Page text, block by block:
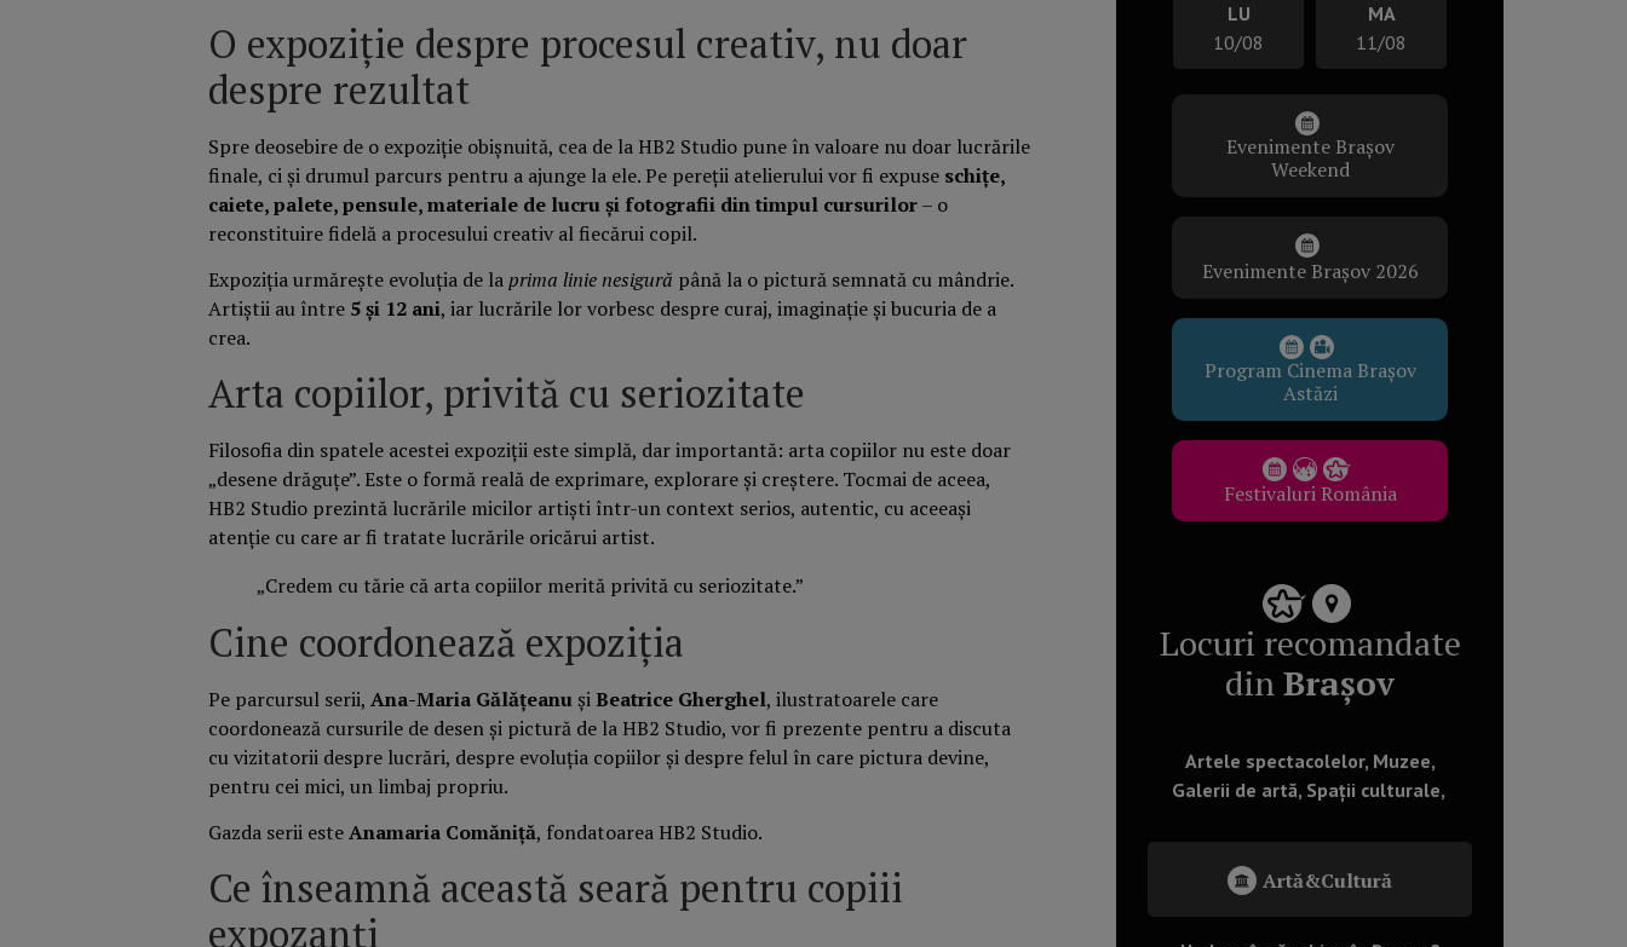
O expoziție despre procesul creativ, nu doar
despre rezultat
Spre deosebire de o expoziție obișnuită, cea de la HB2 Studio pune în valoare nu doar lucrările
finale, ci și drumul parcurs pentru a ajunge la ele. Pe pereții atelierului vor fi expuse schițe,
caiete, palete, pensule, materiale de lucru și fotografii din timpul cursurilor– o
reconstituire fidelă a procesului creativ al fiecărui copil.
Expoziția urmărește evoluția de laprima linie nesigură până la o pictură semnată cu mândrie.
Artiștii au între 5 și 12 ani, iar lucrările lor vorbesc despre curaj, imaginație și bucuria de a
crea.
Arta copiilor, privită cu seriozitate
Filosofia din spatele acestei expoziții este simplă, dar importantă: arta copiilor nu este doar
„desene drăguțe”. Este o formă reală de exprimare, explorare și creștere. Tocmai de aceea,
HB2 Studio prezintă lucrările micilor artiști într-un context serios, autentic, cu aceeași
atenție cu care ar fi tratate lucrările oricărui artist.
„Credem cu tărie că arta copiilor merită privită cu seriozitate.”
Cine coordonează expoziția
Pe parcursul serii, Ana-Maria Gălățeanu șiBeatrice Gherghel, ilustratoarele care
coordonează cursurile de desen și pictură de la HB2 Studio, vor fi prezente pentru a discuta
cu vizitatorii despre lucrări, despre evoluția copiilor și despre felul în care pictura devine,
pentru cei mici, un limbaj propriu.
Gazda serii esteAnamaria Comăniță, fondatoarea HB2 Studio.
Ce înseamnă această seară pentru copiii
expozanți
LU
10/08
MA
11/08
Evenimente Brașov
Weekend
Evenimente Brașov 2026
Program Cinema Brașov
Astăzi
Festivaluri România
Locuri recomandate
dinBrașov
Artele spectacolelor, Muzee,
Galerii de artă, Spații culturale,
Artă&Cultură